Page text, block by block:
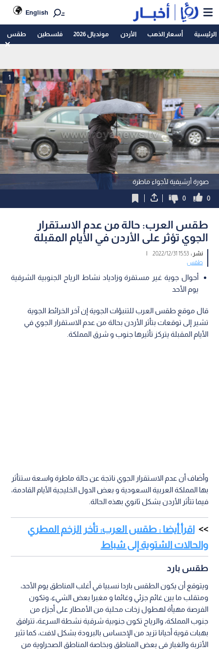
English
الرئيسية أسعار الذهب الأردن مونديال 2026 فلسطين طقس
صورة أرشيفية لأجواء ماطرة
1
0
0
طقس العرب: حالة من عدم الاستقرار
الجوي تؤثر على الأردن في الأيام المقبلة
نشر :15:53 2022/12/31
|
طقس
أحوال جوية غير مستقرة وزادياد نشاط الرياح الجنوبية الشرقية
يوم الأحد
قال موقع طقس العرب للتنبؤات الجوية إن آخر الخرائط الجوية
تشير إلى توقعات بتأثر الأردن بحالة من عدم الاستقرار الجوي في
الأيام المقبلة يتركز تأثيرها جنوب و شرق المملكة.
وأضاف أن عدم الاستقرار الجوي ناتجة عن حالة ماطرة واسعة ستتأثر
بها المملكة العربية السعودية و بعض الدول الخليجية الأيام القادمة،
فيما تتأثر الأردن بشكل ثانوي بهذه الحالة.
اقرأ أيضا : طقس العرب: تأخر الزخم المطري
والحالات الشتوية إلى شباط
طقس بارد
ويتوقع أن يكون الطقس باردا نسبيا في أغلب المناطق يوم الأحد،
ومتقلب ما بين غائم جزئي وغائما و مغبرا بعض الشيء، وتكون
الفرصة مهيأة لهطول زخات محلية من الأمطار على أجزاء من
جنوب المملكة، والرياح تكون جنوبية شرقية نشطة السرعة، تترافق
بهبات قوية أحيانا تزيد من الإحساس بالبرودة بشكل لافت، كما تثير
الأتربة والغبار في بعض المناطق وبخاصة المناطق الصحراوية من